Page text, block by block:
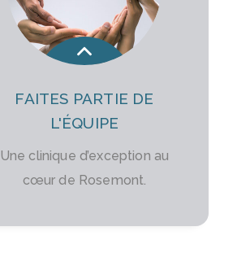
FAITES PARTIE DE
L'ÉQUIPE
Une clinique d’exception au
cœur de Rosemont.